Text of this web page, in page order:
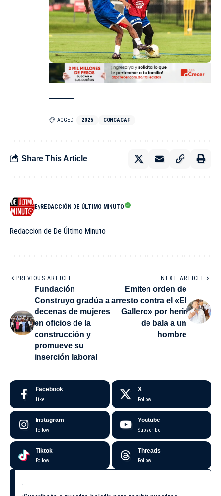
TAGGED: 2025 CONCACAF
Share This Article
ByREDACCIÓN DE ÚLTIMO MINUTO
Redacción de De Último Minuto
PREVIOUS ARTICLE
Fundación
Construyo gradúa a
decenas de mujeres
en oficios de la
construcción y
promueve su
inserción laboral
NEXT ARTICLE
Emiten orden de
arresto contra el «El
Gallero» por herir
de bala a un
hombre
Facebook
Like
X
Follow
Instagram
Follow
Youtube
Subscribe
Tiktok
Follow
Threads
Follow